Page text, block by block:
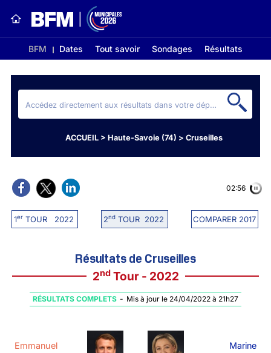
BFM Dates Tout savoir Sondages Résultats
ACCUEIL > Haute-Savoie (74) > Cruseilles
1erTOUR 2022 2ndTOUR 2022 COMPARER 2017
02:56
Résultats de Cruseilles
2ndTour - 2022
RÉSULTATS COMPLETS - Mis à jour le 24/04/2022 à 21h27
Emmanuel Marine